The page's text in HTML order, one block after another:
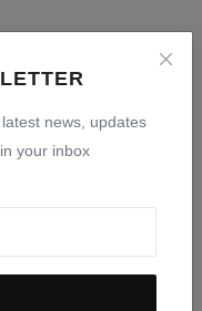
news, updates
your inbox